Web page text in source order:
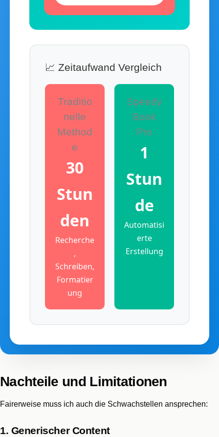
📈 Zeitaufwand Vergleich
Traditio
nelle
Method
e
30
Stun
den
Recherche
,
Schreiben,
Formatier
ung
Speedy
Book
Pro
1
Stun
de
Automatisi
erte
Erstellung
Nachteile und Limitationen
Fairerweise muss ich auch die Schwachstellen ansprechen:
1. Generischer Content